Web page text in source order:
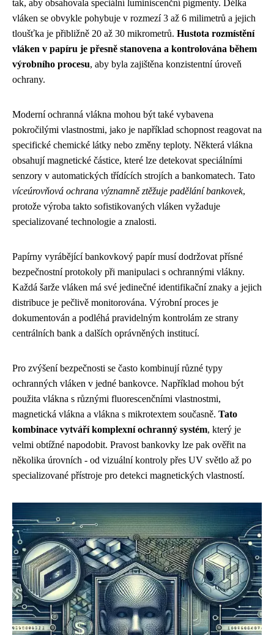
tak, aby obsahovala speciální luminiscenční pigmenty. Délka
vláken se obvykle pohybuje v rozmezí 3 až 6 milimetrů a jejich
tloušťka je přibližně 20 až 30 mikrometrů. Hustota rozmístění
vláken v papíru je přesně stanovena a kontrolována během
výrobního procesu, aby byla zajištěna konzistentní úroveň
ochrany.
Moderní ochranná vlákna mohou být také vybavena
pokročilými vlastnostmi, jako je například schopnost reagovat na
specifické chemické látky nebo změny teploty. Některá vlákna
obsahují magnetické částice, které lze detekovat speciálními
senzory v automatických třídících strojích a bankomatech. Tato
víceúrovňová ochrana významně ztěžuje padělání bankovek,
protože výroba takto sofistikovaných vláken vyžaduje
specializované technologie a znalosti.
Papírny vyrábějící bankovkový papír musí dodržovat přísné
bezpečnostní protokoly při manipulaci s ochrannými vlákny.
Každá šarže vláken má své jedinečné identifikační znaky a jejich
distribuce je pečlivě monitorována. Výrobní proces je
dokumentován a podléhá pravidelným kontrolám ze strany
centrálních bank a dalších oprávněných institucí.
Pro zvýšení bezpečnosti se často kombinují různé typy
ochranných vláken v jedné bankovce. Například mohou být
použita vlákna s různými fluorescenčními vlastnostmi,
magnetická vlákna a vlákna s mikrotextem současně. Tato
kombinace vytváří komplexní ochranný systém, který je
velmi obtížné napodobit. Pravost bankovky lze pak ověřit na
několika úrovních - od vizuální kontroly přes UV světlo až po
specializované přístroje pro detekci magnetických vlastností.